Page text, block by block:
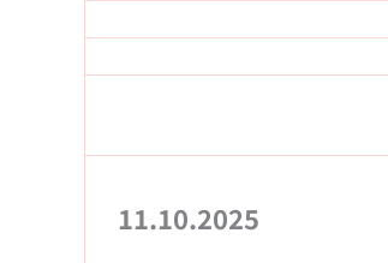
11.10.2025